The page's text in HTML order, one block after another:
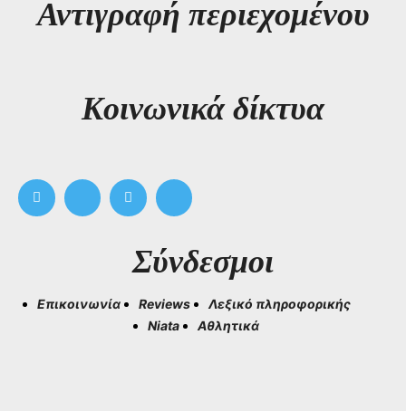
Αντιγραφή περιεχομένου
Kοινωνικά δίκτυα
Σύνδεσμοι
Επικοινωνία Reviews
Λεξικό πληροφορικής
Niata
Αθλητικά